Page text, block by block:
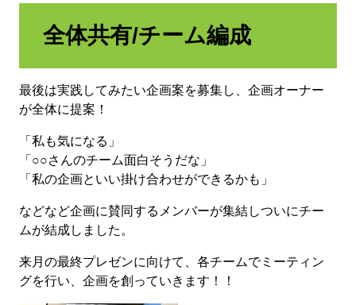
全体共有/チーム編成
最後は実践してみたい企画案を募集し、企画オーナー
が全体に提案！
「私も気になる」
「○○さんのチーム面白そうだな」
「私の企画といい掛け合わせができるかも」
などなど企画に賛同するメンバーが集結しついにチー
ムが結成しました。
来月の最終プレゼンに向けて、各チームでミーティン
グを行い、企画を創っていきます！！